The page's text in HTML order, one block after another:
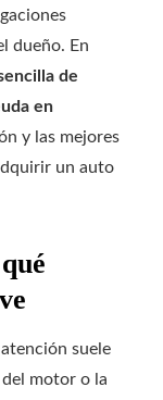
dueño. En
de
en
y las mejores
un auto
suele
motor o la